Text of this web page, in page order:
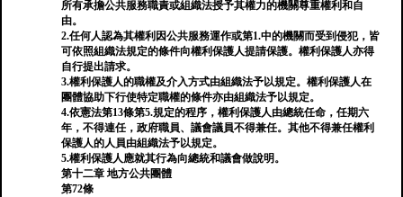
所有承擔公共服務職責或組織法授予其權力的機關尊重權利和自
由。
2.任何人認為其權利因公共服務運作或第1.中的機關而受到侵犯，皆
可依照組織法規定的條件向權利保護人提請保護。權利保護人亦得
自行提出請求。
3.權利保護人的職權及介入方式由組織法予以規定。權利保護人在
團體協助下行使特定職權的條件亦由組織法予以規定。
4.依憲法第13條第5.規定的程序，權利保護人由總統任命，任期六
年，不得連任，政府職員、議會議員不得兼任。其他不得兼任權利
保護人的人員由組織法予以規定。
5.權利保護人應就其行為向總統和議會做說明。
第十二章 地方公共團體
第72條